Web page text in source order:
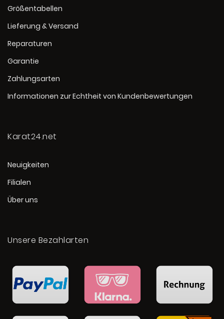
Größentabellen
Lieferung & Versand
Reparaturen
Garantie
Zahlungsarten
Informationen zur Echtheit von Kundenbewertungen
Karat24.net
Neuigkeiten
Filialen
Über uns
Unsere Bezahlarten